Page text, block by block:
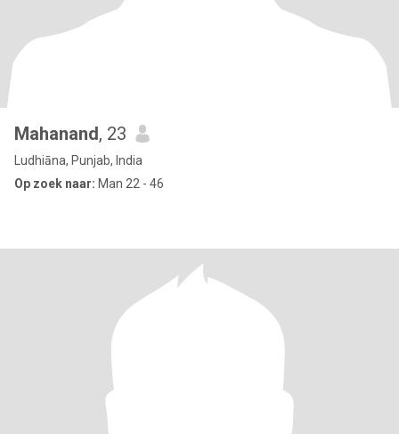
Mahanand, 23
Ludhiāna, Punjab, India
Op zoek naar: Man 22 - 46